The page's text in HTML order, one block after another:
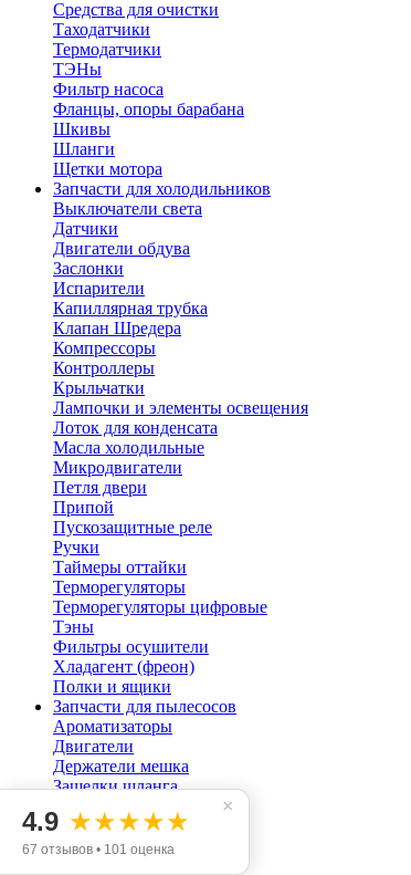
Средства для очистки
Таходатчики
Термодатчики
ТЭНы
Фильтр насоса
Фланцы, опоры барабана
Шкивы
Шланги
Щетки мотора
Запчасти для холодильников
Выключатели света
Датчики
Двигатели обдува
Заслонки
Испарители
Капиллярная трубка
Клапан Шредера
Компрессоры
Контроллеры
Крыльчатки
Лампочки и элементы освещения
Лоток для конденсата
Масла холодильные
Микродвигатели
Петля двери
Припой
Пускозащитные реле
Ручки
Таймеры оттайки
Терморегуляторы
Терморегуляторы цифровые
Тэны
Фильтры осушители
Хладагент (фреон)
Полки и ящики
Запчасти для пылесосов
Ароматизаторы
Двигатели
Держатели мешка
Защелки шланга
Мешок пылесоса
Помпы
×
4.9 ★★★★★
67 отзывов • 101 оценка